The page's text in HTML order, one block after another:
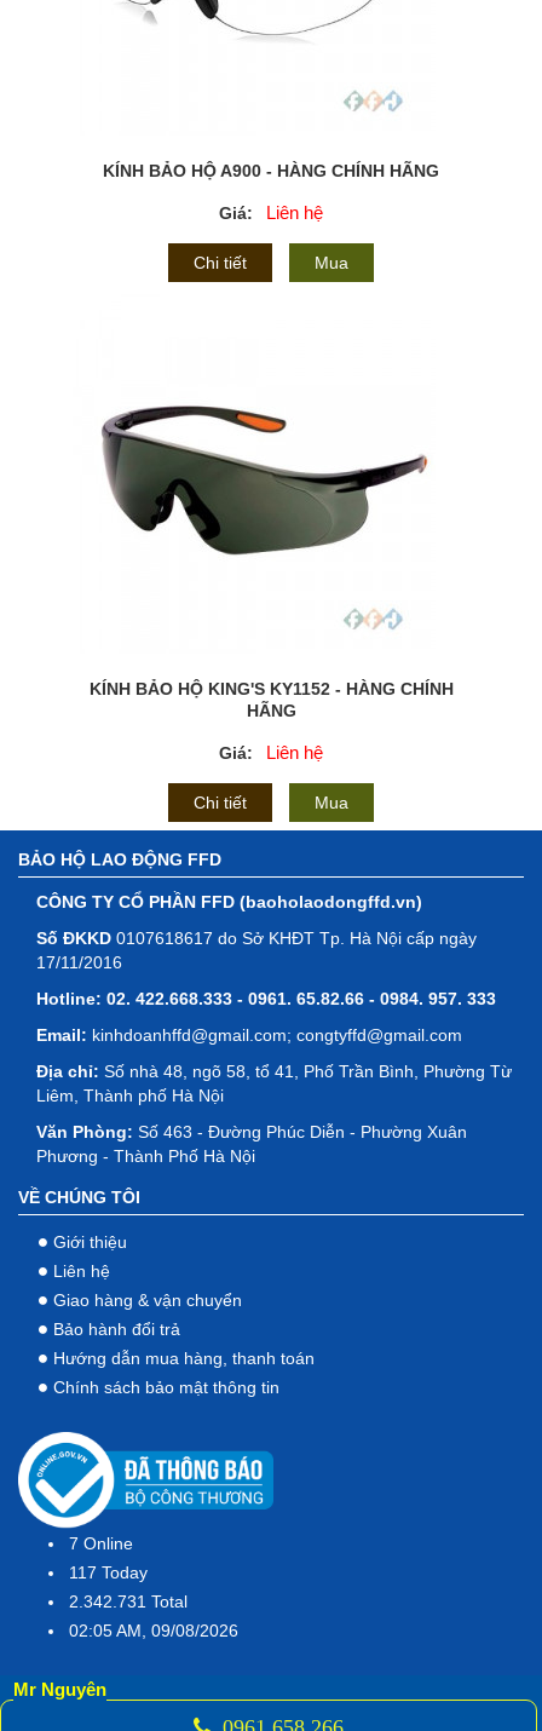
KÍNH BẢO HỘ A900 - HÀNG CHÍNH HÃNG
Giá: Liên hệ
Chi tiết Mua
KÍNH BẢO HỘ KING'S KY1152 - HÀNG CHÍNH
HÃNG
Giá: Liên hệ
Chi tiết Mua
BẢO HỘ LAO ĐỘNG FFD
CÔNG TY CỔ PHẦN FFD (baoholaodongffd.vn)
Số ĐKKD 0107618617 do Sở KHĐT Tp. Hà Nội cấp ngày
17/11/2016
Hotline: 02. 422.668.333 - 0961. 65.82.66 - 0984. 957. 333
Email: kinhdoanhffd@gmail.com; congtyffd@gmail.com
Địa chỉ: Số nhà 48, ngõ 58, tổ 41, Phố Trần Bình, Phường Từ
Liêm, Thành phố Hà Nội
Văn Phòng: Số 463 - Đường Phúc Diễn - Phường Xuân
Phương - Thành Phố Hà Nội
VỀ CHÚNG TÔI
Giới thiệu
Liên hệ
Giao hàng & vận chuyển
Bảo hành đổi trả
Hướng dẫn mua hàng, thanh toán
Chính sách bảo mật thông tin
7 Online
117 Today
2.342.731 Total
02:05 AM, 09/08/2026
Mr Nguyên